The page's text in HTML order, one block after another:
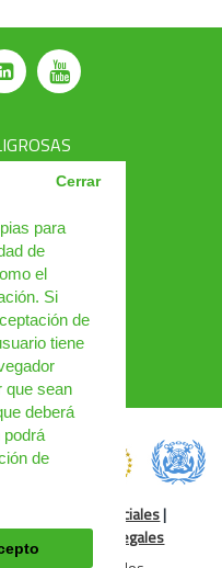
para
de
el
Si
de
tiene
que sean
deberá
podrá
de
Cerrar
Redes Sociales|
Cláusulas legales